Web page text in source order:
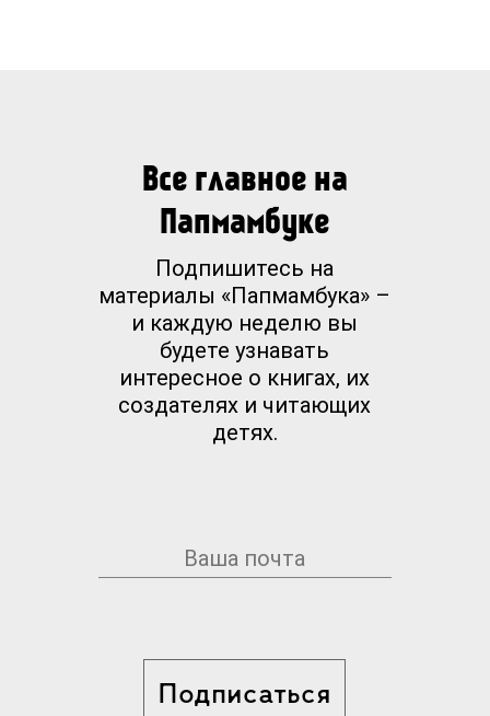
Все главное на
Папмамбуке
Подпишитесь на
материалы «Папмамбука» –
и каждую неделю вы
будете узнавать
интересное о книгах, их
создателях и читающих
детях.
Подписаться